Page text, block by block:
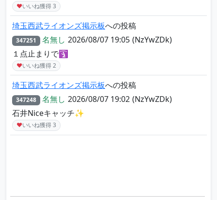
♥いいね獲得3
埼玉西武ライオンズ掲示板への投稿
347251 名無し 2026/08/07 19:05 (NzYwZDk)
１点止まりで🛐
♥いいね獲得2
埼玉西武ライオンズ掲示板への投稿
347248 名無し 2026/08/07 19:02 (NzYwZDk)
石井Niceキャッチ✨
♥いいね獲得3